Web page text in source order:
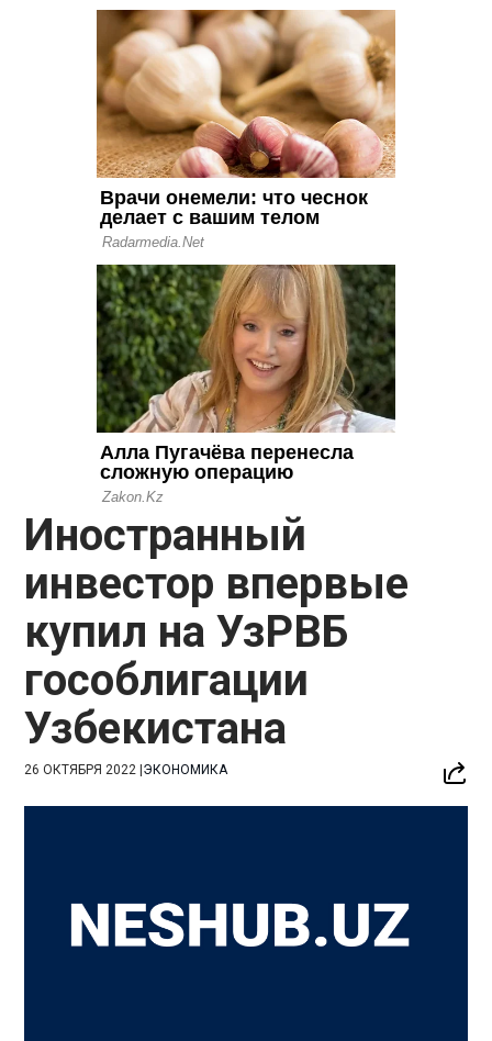
Иностранный
инвестор впервые
купил на УзРВБ
гособлигации
Узбекистана
26 ОКТЯБРЯ 2022 |ЭКОНОМИКА